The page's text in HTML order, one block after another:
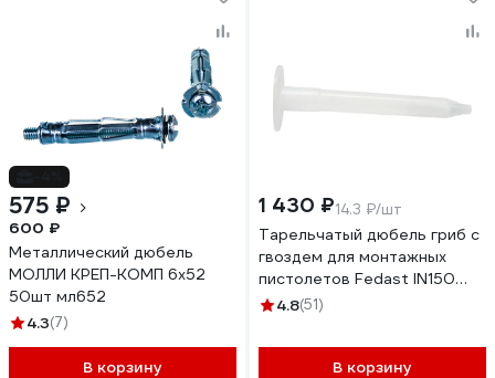
575 ₽
600 ₽
Металлический дюбель
МОЛЛИ КРЕП-КОМП 6х52
50шт мл652
4.3(7)
В корзину
1 430 ₽14.3 ₽/шт
Тарельчатый дюбель гриб с
гвоздем для монтажных
пистолетов Fedast IN150
100 шт/уп FD150IN
4.8(51)
В корзину